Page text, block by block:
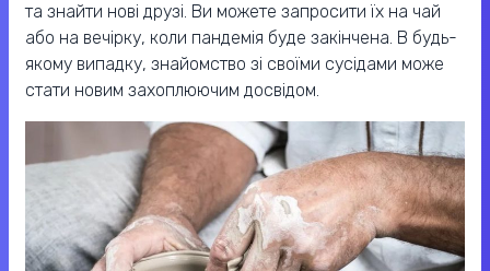
та знайти нові друзі. Ви можете запросити їх на чай
або на вечірку, коли пандемія буде закінчена. В будь-
якому випадку, знайомство зі своїми сусідами може
стати новим захоплюючим досвідом.